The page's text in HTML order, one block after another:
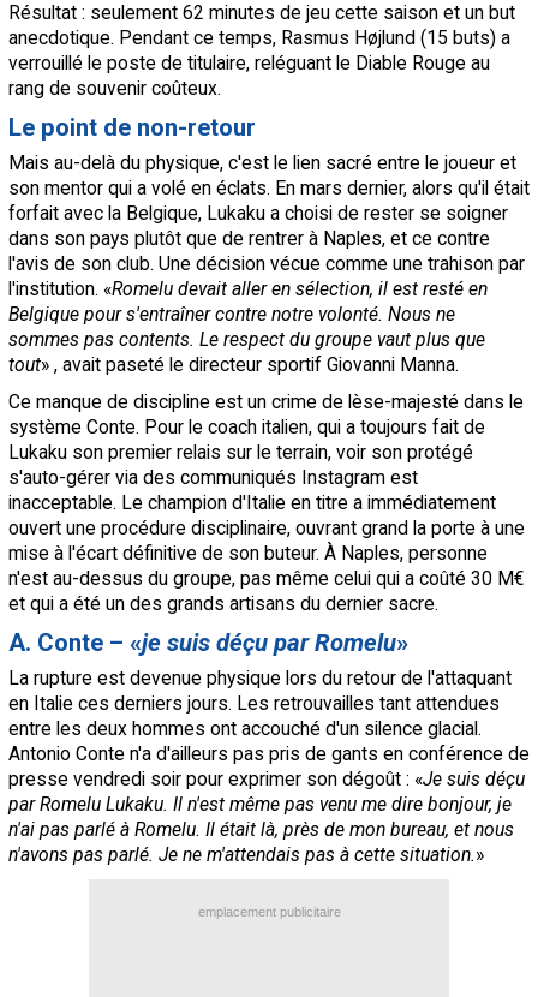
Résultat : seulement 62 minutes de jeu cette saison et un but
anecdotique. Pendant ce temps, Rasmus Højlund (15 buts) a
verrouillé le poste de titulaire, reléguant le Diable Rouge au
rang de souvenir coûteux.
Le point de non-retour
Mais au-delà du physique, c'est le lien sacré entre le joueur et
son mentor qui a volé en éclats. En mars dernier, alors qu'il était
forfait avec la Belgique, Lukaku a choisi de rester se soigner
dans son pays plutôt que de rentrer à Naples, et ce contre
l'avis de son club. Une décision vécue comme une trahison par
l'institution. «Romelu devait aller en sélection, il est resté en
Belgique pour s'entraîner contre notre volonté. Nous ne
sommes pas contents. Le respect du groupe vaut plus que
tout» , avait paseté le directeur sportif Giovanni Manna.
Ce manque de discipline est un crime de lèse-majesté dans le
système Conte. Pour le coach italien, qui a toujours fait de
Lukaku son premier relais sur le terrain, voir son protégé
s'auto-gérer via des communiqués Instagram est
inacceptable. Le champion d'Italie en titre a immédiatement
ouvert une procédure disciplinaire, ouvrant grand la porte à une
mise à l'écart définitive de son buteur. À Naples, personne
n'est au-dessus du groupe, pas même celui qui a coûté 30 M€
et qui a été un des grands artisans du dernier sacre.
A. Conte – «je suis déçu par Romelu»
La rupture est devenue physique lors du retour de l'attaquant
en Italie ces derniers jours. Les retrouvailles tant attendues
entre les deux hommes ont accouché d'un silence glacial.
Antonio Conte n'a d'ailleurs pas pris de gants en conférence de
presse vendredi soir pour exprimer son dégoût : «Je suis déçu
par Romelu Lukaku. Il n'est même pas venu me dire bonjour, je
n'ai pas parlé à Romelu. Il était là, près de mon bureau, et nous
n'avons pas parlé. Je ne m'attendais pas à cette situation.»
emplacement publicitaire